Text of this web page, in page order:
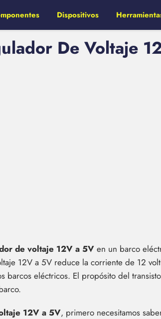
Dispositivos
De Voltaje
de voltaje 12V a 5V en un barco
12V a 5V reduce la corriente de 12
barcos eléctricos. El propósito del
12V a 5V, primero necesitamos